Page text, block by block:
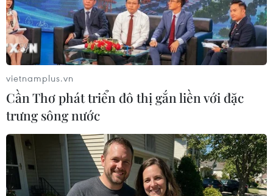
giữa hai nước.
vietnamplus.vn
Cần Thơ phát triển đô thị gắn liền với đặc
trưng sông nước